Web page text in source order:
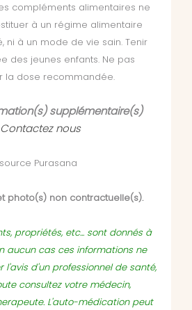
compléments alimentaires ne
à un régime alimentaire
ni à un mode de vie sain. Tenir
des jeunes enfants. Ne pas
la dose recommandée.
supplémentaire(s)
Contactez nous
Purasana
photo(s) non contractuelle(s).
propriétés, etc... sont donnés à
aucun cas ces informations ne
l'avis d'un professionnel de santé,
consultez votre médecin,
L'auto-médication peut